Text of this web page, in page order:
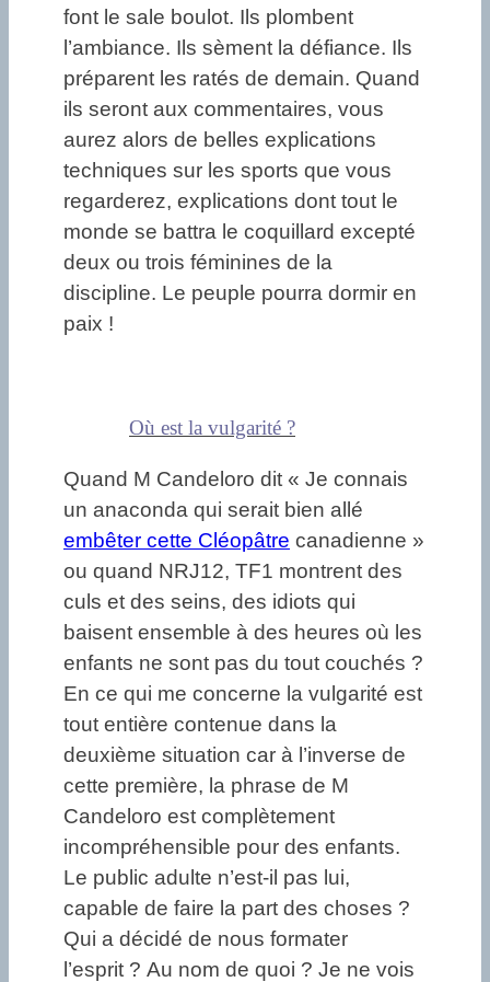
font le sale boulot. Ils plombent
l’ambiance. Ils sèment la défiance. Ils
préparent les ratés de demain. Quand
ils seront aux commentaires, vous
aurez alors de belles explications
techniques sur les sports que vous
regarderez, explications dont tout le
monde se battra le coquillard excepté
deux ou trois féminines de la
discipline. Le peuple pourra dormir en
paix !
Où est la vulgarité ?
Quand M Candeloro dit « Je connais
un anaconda qui serait bien allé
embêter cette Cléopâtre canadienne »
ou quand NRJ12, TF1 montrent des
culs et des seins, des idiots qui
baisent ensemble à des heures où les
enfants ne sont pas du tout couchés ?
En ce qui me concerne la vulgarité est
tout entière contenue dans la
deuxième situation car à l’inverse de
cette première, la phrase de M
Candeloro est complètement
incompréhensible pour des enfants.
Le public adulte n’est-il pas lui,
capable de faire la part des choses ?
Qui a décidé de nous formater
l’esprit ? Au nom de quoi ? Je ne vois